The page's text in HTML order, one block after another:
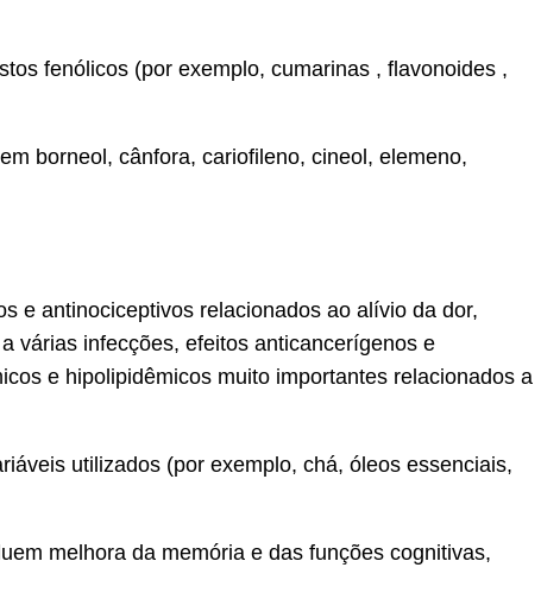
fenólicos (por exemplo, cumarinas , flavonoides ,
borneol, cânfora, cariofileno, cineol, elemeno,
e antinociceptivos relacionados ao alívio da dor,
várias infecções, efeitos anticancerígenos e
e hipolipidêmicos muito importantes relacionados a
​​utilizados (por exemplo, chá, óleos essenciais,
melhora da memória e das funções cognitivas,